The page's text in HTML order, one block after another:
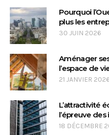
Pourquoi
plus les
30 JUIN 2026
Aménager
l’espace de
21 JANVIER 2026
L’attractivité
l’épreuve
18 DÉCEMBRE